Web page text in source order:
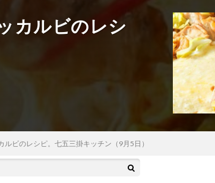
カルビのレシ
ルビのレシピ。七五三掛キッチン（9月5日）